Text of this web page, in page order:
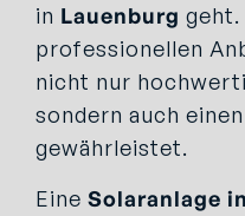
in Lauenburg geht.
professionellen
nicht nur
sondern auch
gewährleistet.
Eine Solaranlage